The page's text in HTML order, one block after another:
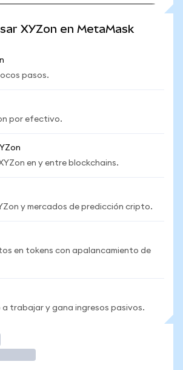
XYZon en MetaMask
pasos.
por efectivo.
en y entre blockchains.
y mercados de predicción cripto.
en tokens con apalancamiento de
a trabajar y gana ingresos pasivos.